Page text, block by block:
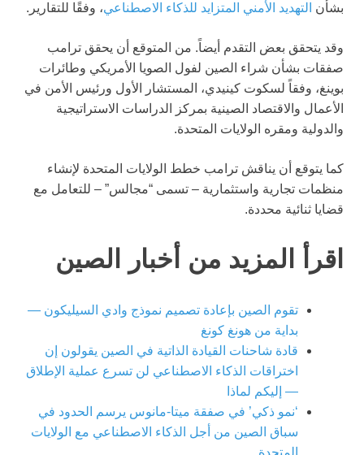
بشأن التهديد الأمني المتزايد للذكاء الاصطناعي، وفقًا للتقارير.
وقد يتحقق بعض التقدم أيضاً. من المتوقع أن يحقق ترامب
صفقات بشأن شراء الصين لفول الصويا الأمريكي وطائرات
بوينغ، وفقاً لسكوت كينيدي، المستشار الأول ورئيس الأمن في
الأعمال والاقتصاد الصينية بمركز الدراسات الاستراتيجية
والدولية ومقره الولايات المتحدة.
كما يتوقع أن يناقش ترامب خطط الولايات المتحدة لإنشاء
منظمات تجارية واستثمارية – تسمى “مجالس” – للتعامل مع
قضايا ثنائية محددة.
اقرأ المزيد من أخبار الصين
تقوم الصين بإعادة تصميم نموذج وادي السيليكون —
بداية من هونغ كونغ
قادة شاحنات القيادة الذاتية في الصين يقولون إن
اختراقات الذكاء الاصطناعي لن تسرع عملية الإطلاق
— إليكم لماذا
‘نمو ذكي’ في صفقة ميتا-مانوس يرسم الحدود في
سباق الصين من أجل الذكاء الاصطناعي مع الولايات
المتحدة.